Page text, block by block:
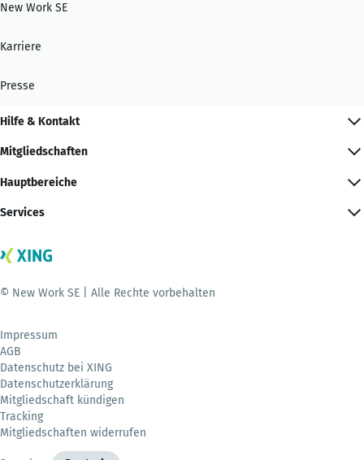
New Work SE
Karriere
Presse
Hilfe & Kontakt
Mitgliedschaften
Hauptbereiche
Services
© New Work SE | Alle Rechte vorbehalten
Impressum
AGB
Datenschutz bei XING
Datenschutzerklärung
Mitgliedschaft kündigen
Tracking
Mitgliedschaften widerrufen